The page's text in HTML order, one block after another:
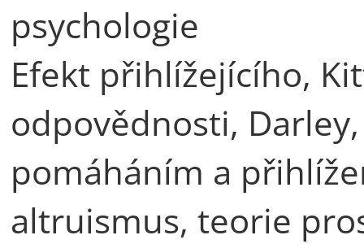
psychologie
Efekt přihlížejícího,
odpovědnosti,
pomáháním a
altruismus, teorie